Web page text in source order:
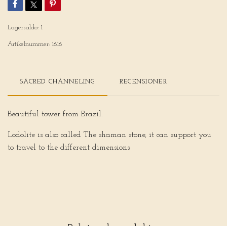
Lagersaldo: 1
Artikelnummer: 1616
SACRED CHANNELING RECENSIONER
Beautiful tower from Brazil.
Lodolite is also called The shaman stone, it can support you
to travel to the different dimensions